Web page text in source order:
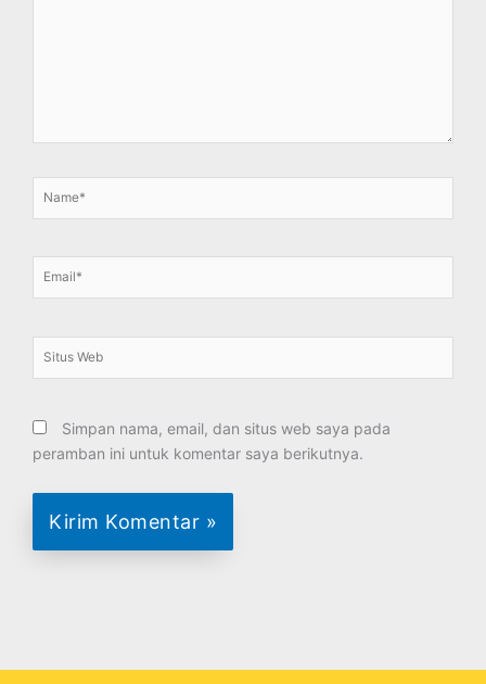
Name*
Email*
Situs
Simpan nama, email, dan situs web saya pada
peramban ini untuk komentar saya berikutnya.